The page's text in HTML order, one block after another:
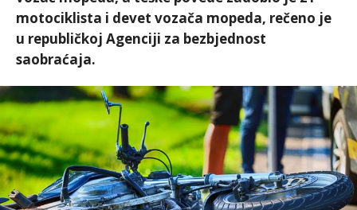
motociklista i devet vozača mopeda, rečeno je
u republičkoj Agenciji za bezbjednost
saobraćaja.